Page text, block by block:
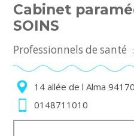
Cabinet
SOINS
Professionnels de santé :
14 allée de l Alma
0148711010